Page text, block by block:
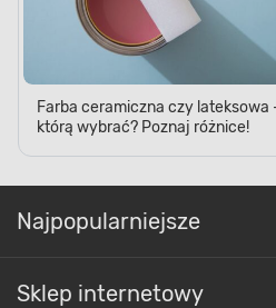
Farba ceramiczna czy lateksowa
którą wybrać? Poznaj różnice!
Najpopularniejsze
Sklep internetowy